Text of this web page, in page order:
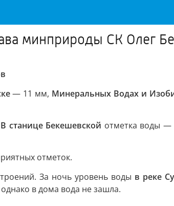
минприроды СК Олег
— 11 мм, Минеральных Водах и
В станице Бекешевской отметка воды —
отметок.
За ночь уровень воды в реке
однако в дома вода не зашла.